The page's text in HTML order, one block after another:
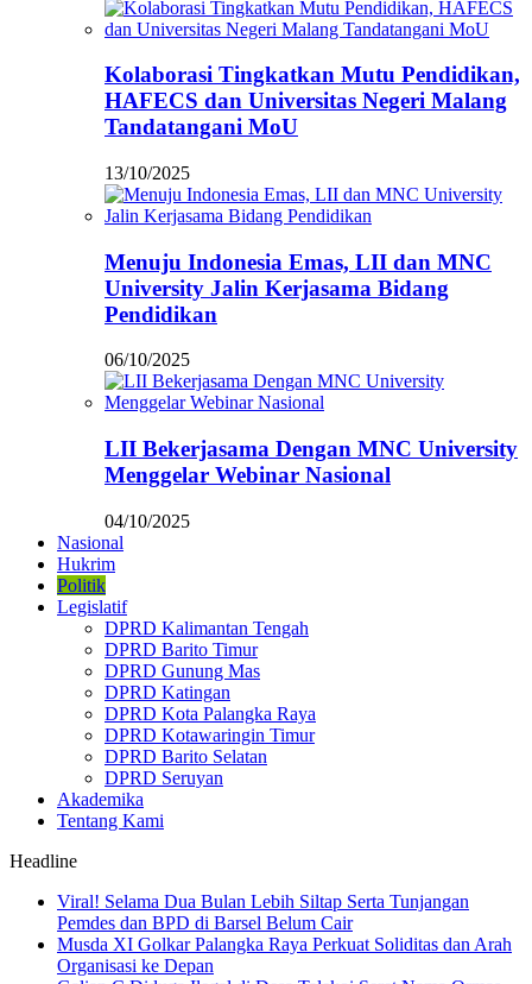
Kolaborasi Tingkatkan Mutu Pendidikan,
HAFECS dan Universitas Negeri Malang
Tandatangani MoU
13/10/2025
Menuju Indonesia Emas, LII dan MNC
University Jalin Kerjasama Bidang
Pendidikan
06/10/2025
LII Bekerjasama Dengan MNC University
Menggelar Webinar Nasional
04/10/2025
Nasional
Hukrim
Politik
Legislatif
DPRD Kalimantan Tengah
DPRD Barito Timur
DPRD Gunung Mas
DPRD Katingan
DPRD Kota Palangka Raya
DPRD Kotawaringin Timur
DPRD Barito Selatan
DPRD Seruyan
Akademika
Tentang Kami
Headline
Viral! Selama Dua Bulan Lebih Siltap Serta Tunjangan
Pemdes dan BPD di Barsel Belum Cair
Musda XI Golkar Palangka Raya Perkuat Soliditas dan Arah
Organisasi ke Depan